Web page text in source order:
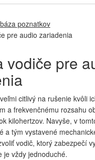
poznatkov
pre audio zariadenia
vodiče pre
citlivý na rušenie kvôli
a frekvenčnému rozsahu
kilohertzov. Navyše, v
a tým vystavené
vodič, ktorý zabezpečí
je vždy jednoduché.